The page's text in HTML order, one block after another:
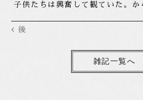
子供たちは興奮して観ていた。か
後
雑記一覧へ